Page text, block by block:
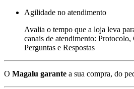
Agilidade no atendimento
Avalia o tempo que a loja leva
canais de atendimento:
Perguntas e Respostas
O Magalu garante a sua compra, do